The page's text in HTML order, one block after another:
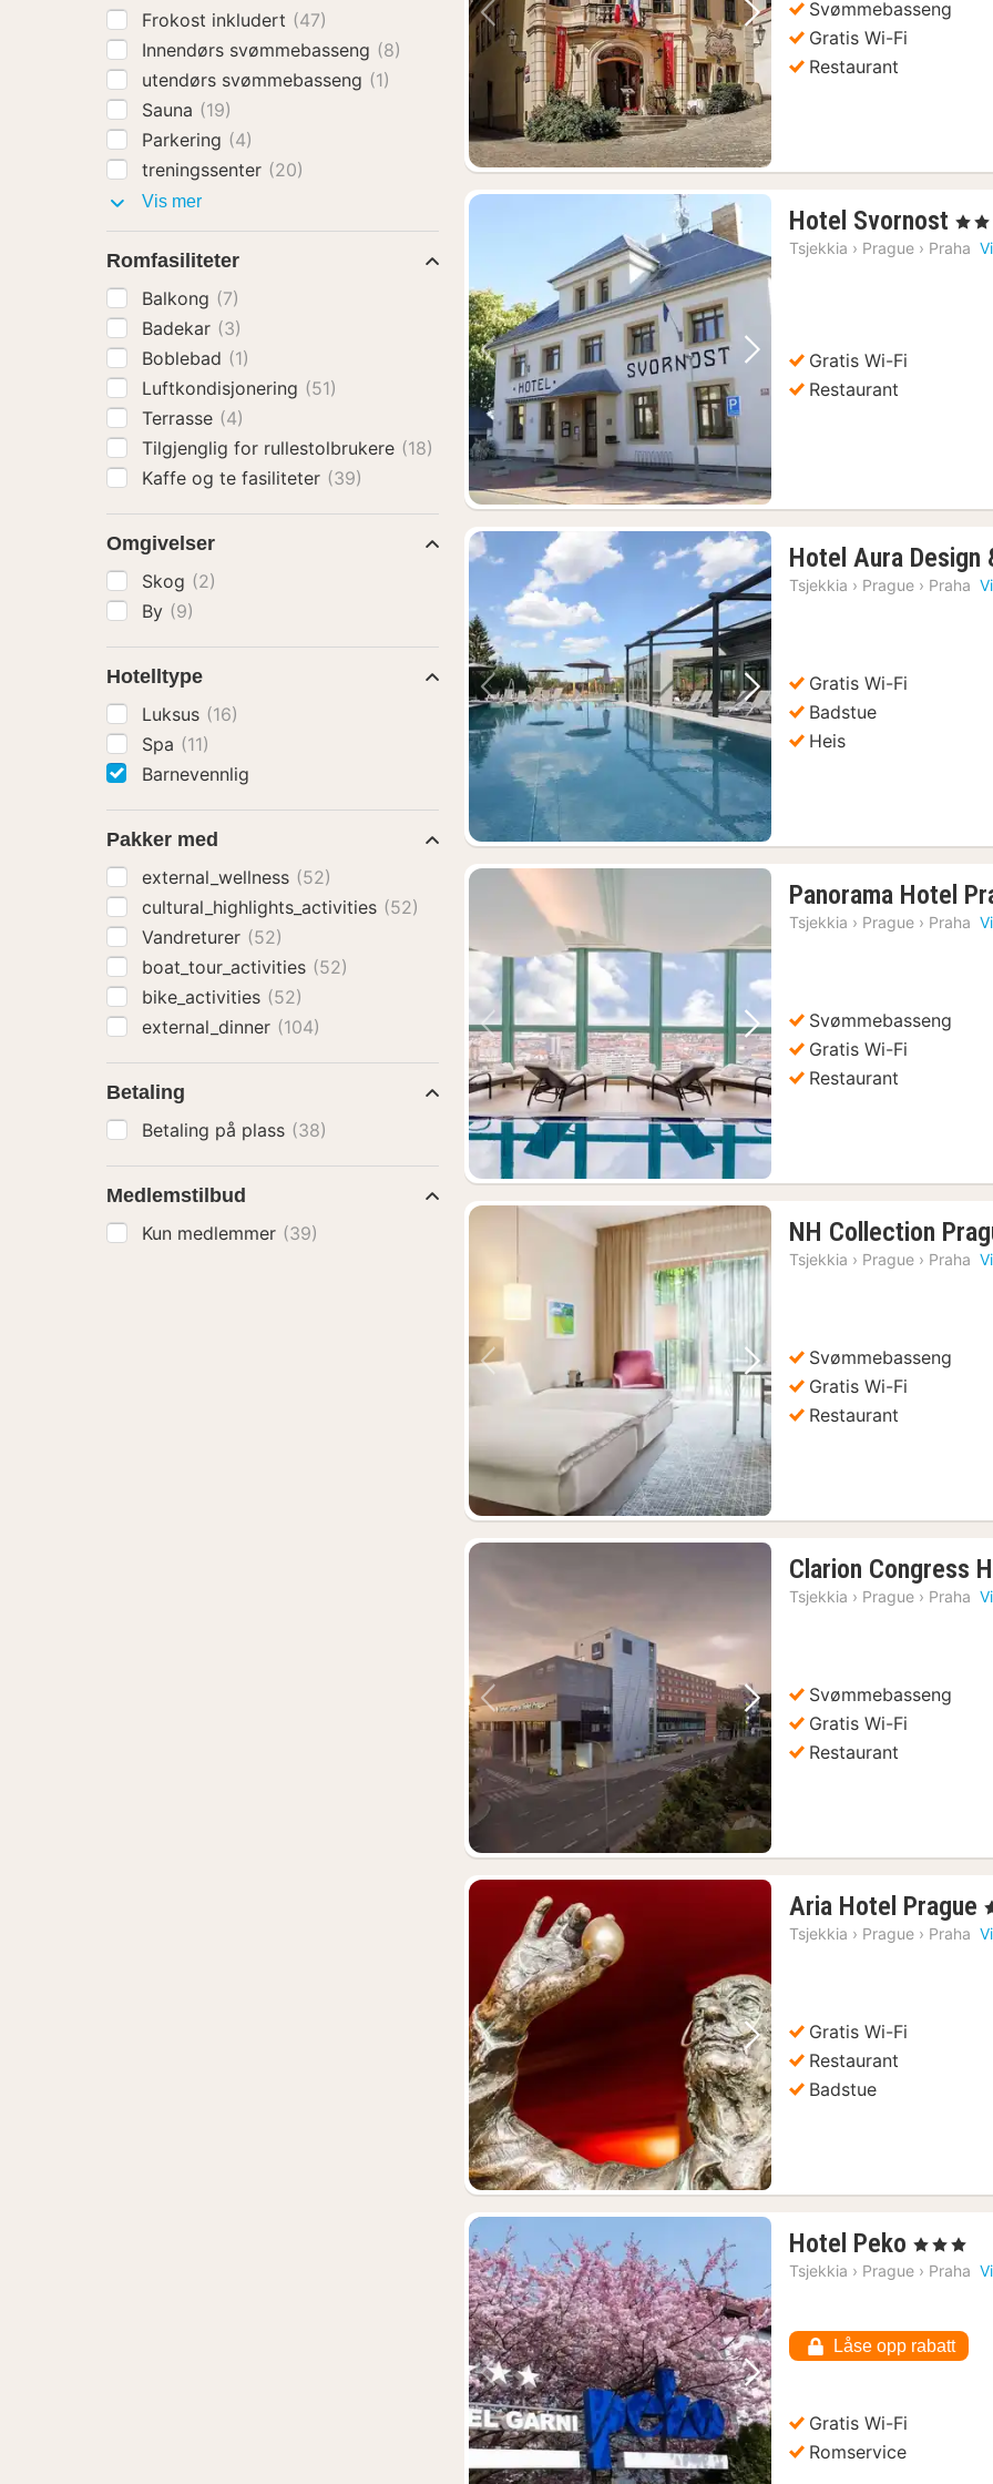
Forrige bilde Neste bilde
Svømmebasseng
Gratis Wi-Fi
Restaurant
Forrige bilde Neste bilde
Hotel Svornost 1
, 3
Tsjekkia › Prague › Praha
Gratis Wi-Fi
Restaurant
Forrige bilde Neste bilde
Hotel Aura Design
Tsjekkia › Prague › Praha
Gratis Wi-Fi
Badstue
Heis
Forrige bilde Neste bilde
Panorama Hotel
Tsjekkia › Prague › Praha
Svømmebasseng
Gratis Wi-Fi
Restaurant
Forrige bilde Neste bilde
NH Collection
Tsjekkia › Prague › Praha
Svømmebasseng
Gratis Wi-Fi
Restaurant
Forrige bilde Neste bilde
Clarion Congress
Tsjekkia › Prague › Praha
Svømmebasseng
Gratis Wi-Fi
Restaurant
Forrige bilde Neste bilde
Aria Hotel Prague ,
Tsjekkia › Prague › Praha
Gratis Wi-Fi
Restaurant
Badstue
Forrige bilde Neste bilde
Hotel Peko 1
natt
kr.
, 3 Stjerner
Tsjekkia › Prague › Praha
Låse opp rabatt
Gratis Wi-Fi
Romservice
Frokost inkludert (47)
Innendørs svømmebasseng (8)
utendørs svømmebasseng (1)
Sauna (19)
Parkering (4)
treningssenter (20)
Vis merFasiliteter
Romfasiliteter
Balkong (7)
Badekar (3)
Boblebad (1)
Luftkondisjonering (51)
Terrasse (4)
Tilgjenglig for rullestolbrukere (18)
Kaffe og te fasiliteter (39)
Omgivelser
Skog (2)
By (9)
Hotelltype
Luksus (16)
Spa (11)
Barnevennlig
Pakker med
external_wellness (52)
cultural_highlights_activities (52)
Vandreturer (52)
boat_tour_activities (52)
bike_activities (52)
external_dinner (104)
Betaling
Betaling på plass (38)
Medlemstilbud
Kun medlemmer (39)